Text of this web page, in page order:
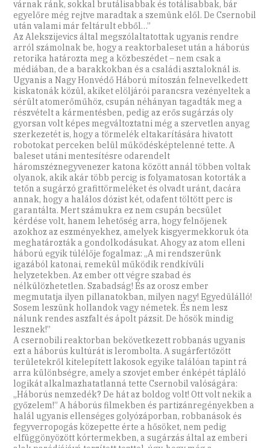
várnak ránk, sokkal brutálisabbak és totálisabbak, bár
egyelőre még rejtve maradtak a szemünk elől. De Csernobil
után valami már feltárult ebből…”
Az Alekszijevics által megszólaltatottak ugyanis rendre
arról számolnak be, hogy a reaktorbaleset után a háborús
retorika határozta meg a közbeszédet – nem csak a
médiában, de a barakkokban és a családi asztaloknál is.
Ugyanis a Nagy Honvédő Háború mítoszán felnevelkedett
kiskatonák közül, akiket elöljárói parancsra vezényeltek a
sérült atomerőműhöz, csupán néhányan tagadták meg a
részvételt a kármentésben, pedig az erős sugárzás oly
gyorsan volt képes megváltoztatni még a szervetlen anyag
szerkezetét is, hogy a törmelék eltakarítására hivatott
robotokat perceken belül működésképtelenné tette. A
baleset utáni mentesítésre odarendelt
háromszéznegyvenezer katona között annál többen voltak
olyanok, akik akár több percig is folyamatosan kotorták a
tetőn a sugárzó grafittörmeléket és olvadt uránt, dacára
annak, hogy a halálos dózist két, odafent töltött perc is
garantálta. Mert számukra ez nem csupán becsület
kérdése volt, hanem lehetőség arra, hogy felnőjenek
azokhoz az eszményekhez, amelyek kisgyermekkoruk óta
meghatározták a gondolkodásukat. Ahogy az atom elleni
háború egyik túlélője fogalmaz: „A mi rendszerünk
igazából katonai, remekül működik rendkívüli
helyzetekben. Az ember ott végre szabad és
nélkülözhetetlen. Szabadság! És az orosz ember
megmutatja ilyen pillanatokban, milyen nagy! Egyedülálló!
Sosem leszünk hollandok vagy németek. És nem lesz
nálunk rendes aszfalt és ápolt pázsit. De hősök mindig
lesznek!”
A csernobili reaktorban bekövetkezett robbanás ugyanis
ezt a háborús kultúrát is lerombolta. A sugárfertőzött
területekről kitelepített lakosok egyike találóan tapint rá
arra különbségre, amely a szovjet ember énképét tápláló
logikát alkalmazhatatlanná tette Csernobil valóságára:
„Háborús nemzedék? De hát az boldog volt! Ott volt nekik a
győzelem!” A háborús filmekben és partizánregényekben a
halál ugyanis ellenséges golyózáporban, robbanások és
fegyverropogás közepette érte a hősöket, nem pedig
elfüggönyözött kórtermekben, a sugárzás által az emberi